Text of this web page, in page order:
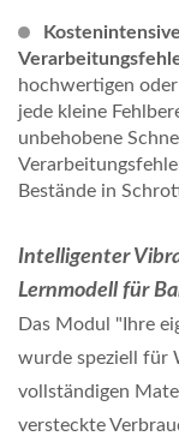
hochwertigen
jede kleine
unbehobene
Bestände in
Intelligenter
Lernmodell für
Das Modul "Ihre
wurde speziell für
vollständigen
versteckte